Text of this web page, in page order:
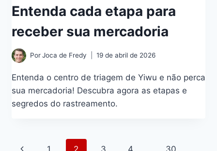
Entenda cada etapa para
receber sua mercadoria
PorJoca de Fredy 19 de abril de 2026
Entenda o centro de triagem de Yiwu e não perca
sua mercadoria! Descubra agora as etapas e
segredos do rastreamento.
Página